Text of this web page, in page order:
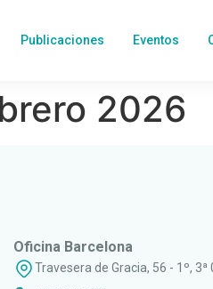
Publicaciones Eventos
2026
Oficina Barcelona
Travesera de Gracia, 56 - 1º, 3ª